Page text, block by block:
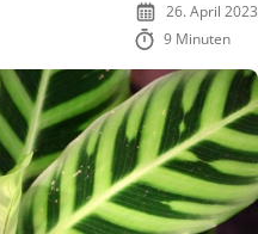
26. April 2023
9 Minuten